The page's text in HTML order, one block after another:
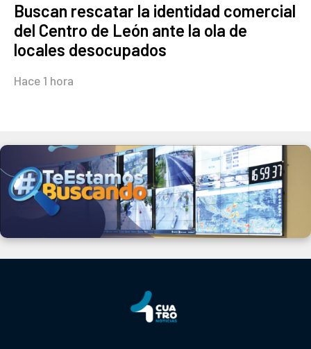
Buscan rescatar la identidad comercial
del Centro de León ante la ola de
locales desocupados
Hace 1 hora